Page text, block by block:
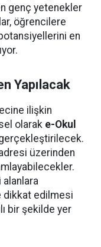
genç yetenekler
öğrencilere
en
Yapılacak
ilişkin
olarak e-Okul
üzerinden
alanlara
dikkat edilmesi
bir şekilde yer